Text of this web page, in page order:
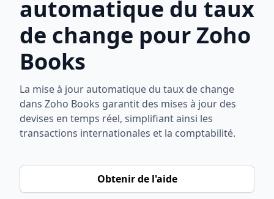
automatique du taux
de change pour Zoho
Books
La mise à jour automatique du taux de change
dans Zoho Books garantit des mises à jour des
devises en temps réel, simplifiant ainsi les
transactions internationales et la comptabilité.
Obtenir de l'aide